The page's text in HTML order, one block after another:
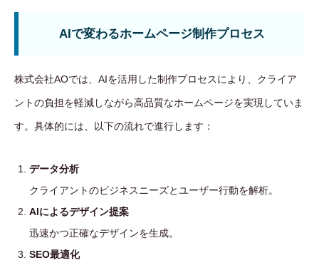
AIで変わるホームページ制作プロセス
株式会社AOでは、AIを活用した制作プロセスにより、クライア
ントの負担を軽減しながら高品質なホームページを実現していま
す。具体的には、以下の流れで進行します：
データ分析
クライアントのビジネスニーズとユーザー行動を解析。
AIによるデザイン提案
迅速かつ正確なデザインを生成。
SEO最適化